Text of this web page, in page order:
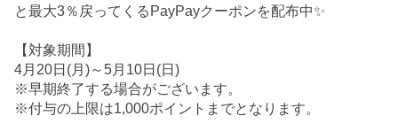
と最大3％戻ってくるPayPayクーポンを配布中✨
【対象期間】
4月20日(月)～5月10日(日)
※早期終了する場合がございます。
※付与の上限は1,000ポイントまでとなります。